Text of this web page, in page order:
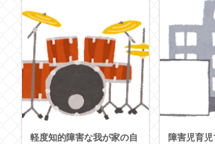
軽度知的障害な我が家の自
障害児育